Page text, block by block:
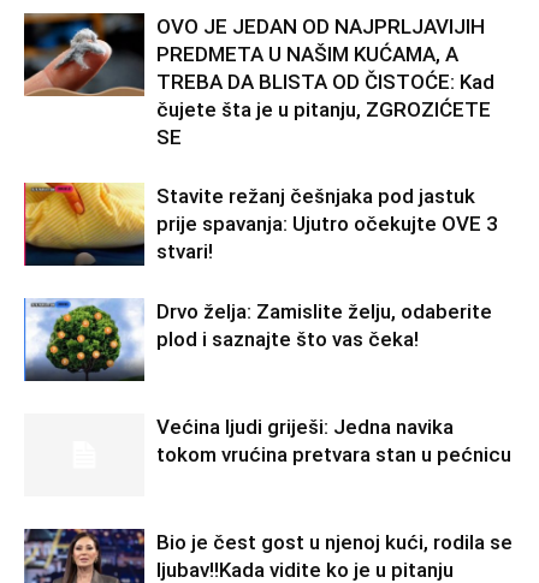
OVO JE JEDAN OD NAJPRLJAVIJIH
PREDMETA U NAŠIM KUĆAMA, A
TREBA DA BLISTA OD ČISTOĆE: Kad
čujete šta je u pitanju, ZGROZIĆETE
SE
Stavite režanj češnjaka pod jastuk
prije spavanja: Ujutro očekujte OVE 3
stvari!
Drvo želja: Zamislite želju, odaberite
plod i saznajte što vas čeka!
Većina ljudi griješi: Jedna navika
tokom vrućina pretvara stan u pećnicu
Bio je čest gost u njenoj kući, rodila se
ljubav!!Kada vidite ko je u pitanju